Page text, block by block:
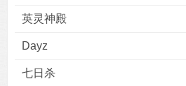
英灵神殿
Dayz
七日杀